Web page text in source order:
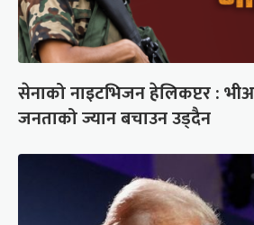
सेनाको नाइटभिजन हेलिकप्टर :
जनताको ज्यान बचाउन उड्दैन